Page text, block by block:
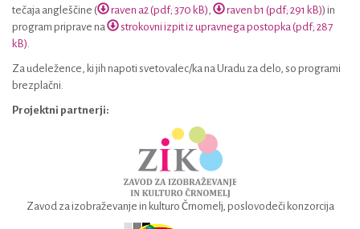
tečaja angleščine (
raven a2 (pdf; 370 kB), raven b1 (pdf; 291 kB)) in
program priprave na
strokovni izpit iz upravnega postopka (pdf; 287
kB).
Za udeležence, ki jih napoti svetovalec/ka na Uradu za delo, so programi
brezplačni.
Projektni partnerji:
Zavod za izobraževanje in kulturo Črnomelj, poslovodeči konzorcija